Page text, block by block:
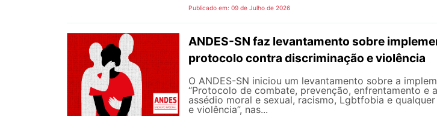
Publicado em: 09 de Julho de 2026
ANDES-SN faz levantamento sobre
protocolo contra discriminação e violência
O ANDES-SN iniciou um levantamento sobre a
“Protocolo de combate, prevenção, enfrentamento e
assédio moral e sexual, racismo, Lgbtfobia e
e violência”, nas...